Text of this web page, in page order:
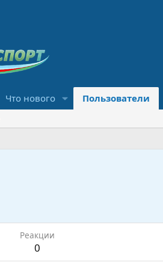
Что нового Пользователи
Реакции
0